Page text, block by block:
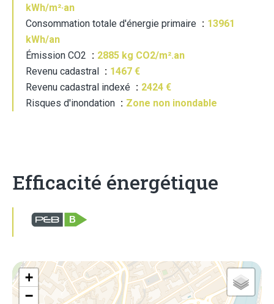
kWh/m²·an
Consommation totale d'énergie primaire
13961
kWh/an
Émission CO2
2885 kg CO2/m².an
Revenu cadastral
1467 €
Revenu cadastral indexé
2424 €
Risques d'inondation
Zone non inondable
Efficacité énergétique
B
+
−